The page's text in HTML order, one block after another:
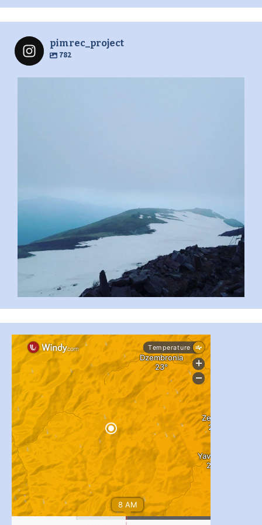
pimrec_project
782
...
pimrec_project